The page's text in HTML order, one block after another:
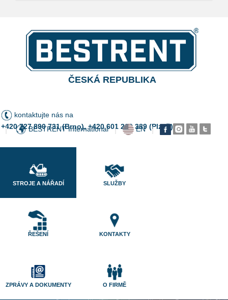
ČESKÁ REPUBLIKA
kontaktujte nás na
+420 727 890 731 (Brno), +420 601 200 389 (Plzeň)
| BESTRENT International | EN |
STROJE A NÁŘADÍ SLUŽBY
ŘEŠENÍ KONTAKTY
ZPRÁVY A DOKUMENTY O FIRMĚ